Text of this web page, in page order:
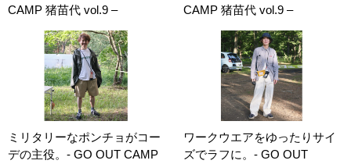
CAMP 猪苗代 vol.9 –
CAMP 猪苗代 vol.9 –
ミリタリーなポンチョがコー
デの主役。- GO OUT CAMP
ワークウエアをゆったりサイ
ズでラフに。- GO OUT